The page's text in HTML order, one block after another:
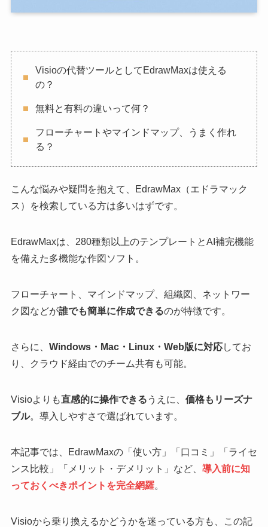
Visioの代替ツールとしてEdrawMaxは使える
の？
無料と有料の違いって何？
フローチャートやマインドマップ、うまく作れ
る？
こんな悩みや疑問を抱えて、EdrawMax（エドラマック
ス）を検索している方は多いはずです。
EdrawMaxは、280種類以上のテンプレートとAI補完機能
を備えた多機能な作図ソフト。
フローチャート、マインドマップ、組織図、ネットワー
ク図などが誰でも簡単に作成できるのが特徴です。
さらに、 Windows・Mac・Linux・Web版に対応してお
り、クラウド経由でのチーム共有も可能。
Visioよりも直感的に操作できる うえに、 価格もリーズナ
ブル。導入しやすさで選ばれています。
本記事では、EdrawMaxの「使い方」「口コミ」「ライセ
ンス比較」「メリット・デメリット」など、 導入前に知
っておくべきポイントを完全網羅。
Visioから乗り換えるかどうかを迷っている方も、この記